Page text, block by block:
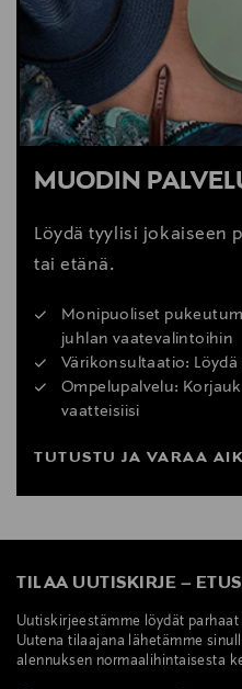
MUODIN
Löydä tyylisi jokaiseen
tai etänä.
Monipuoliset
juhlan vaatevalintoihin
Värikonsultaatio:
Ompelupalvelu:
vaatteisiisi
TUTUSTU JA VARAA
TILAA UUTISKIRJE –
Uutiskirjeestämme löydät
Uutena tilaajana lähetämme
alennuksen normaalihintaisesta